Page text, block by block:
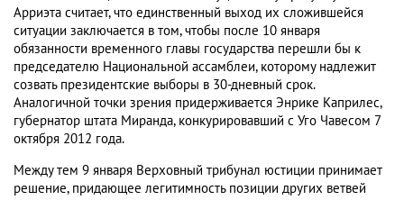
Арриэта считает, что единственный выход их сложившейся
ситуации заключается в том, чтобы после 10 января
обязанности временного главы государства перешли бы к
председателю Национальной ассамблеи, которому надлежит
созвать президентские выборы в 30-дневный срок.
Аналогичной точки зрения придерживается Энрике Каприлес,
губернатор штата Миранда, конкурировавший с Уго Чавесом 7
октября 2012 года.
Между тем 9 января Верховный трибунал юстиции принимает
решение, придающее легитимность позиции других ветвей